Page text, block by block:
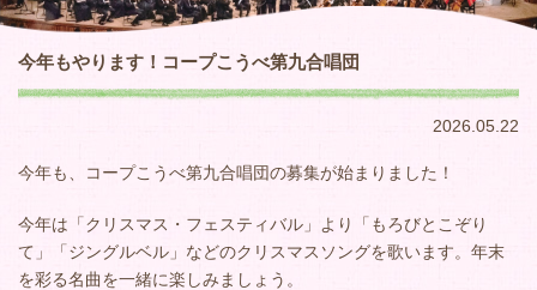
今年もやります！コープこうべ第九合唱団
2026.05.22
今年も、コープこうべ第九合唱団の募集が始まりました！
今年は「クリスマス・フェスティバル」より「もろびとこぞり
て」「ジングルベル」などのクリスマスソングを歌います。年末
を彩る名曲を一緒に楽しみましょう。